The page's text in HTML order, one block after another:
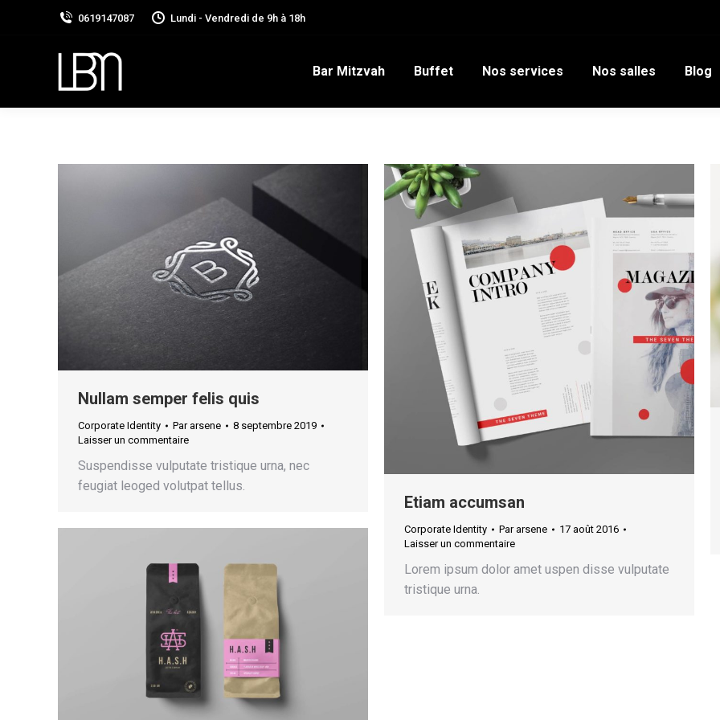
0619147087 Lundi - Vendredi de 9h à 18h
Bar Mitzvah Buffet Nos services Nos salles Blog
Nullam semper felis quis
Corporate Identity Pararsene
8 septembre 2019
Laisser un commentaire
Suspendisse vulputate tristique urna, nec
feugiat leoged volutpat tellus.
Etiam accumsan
Corporate Identity Pararsene
17 août 2016
Laisser un commentaire
Lorem ipsum dolor amet uspen disse vulputate
tristique urna.